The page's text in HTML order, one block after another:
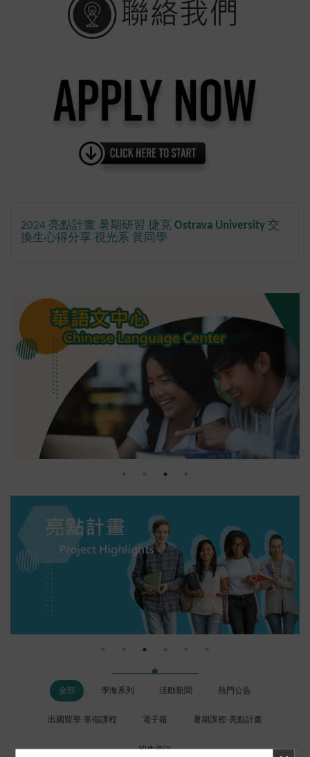
2024 亮點計畫 暑期研習 捷克Ostrava University交
換生心得分享 視光系 黃同學
全部 學海系列 活動新聞 熱門公告
出國留學-寒假課程 電子報 暑期課程-亮點計畫
招生資訊